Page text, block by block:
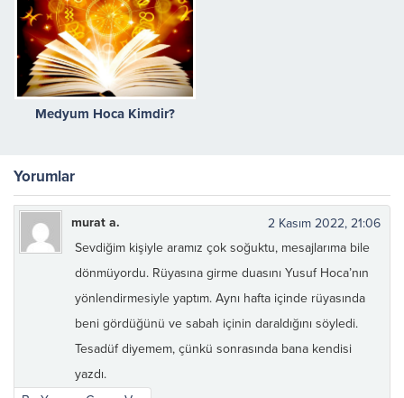
Medyum Hoca Kimdir?
Yorumlar
murat a.
2 Kasım 2022, 21:06
Sevdiğim kişiyle aramız çok soğuktu, mesajlarıma bile
dönmüyordu. Rüyasına girme duasını Yusuf Hoca’nın
yönlendirmesiyle yaptım. Aynı hafta içinde rüyasında
beni gördüğünü ve sabah içinin daraldığını söyledi.
Tesadüf diyemem, çünkü sonrasında bana kendisi
yazdı.